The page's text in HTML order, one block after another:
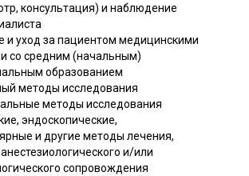
консультация) и наблюдение
и уход за пациентом медицинскими
со средним (начальным)
образованием
методы исследования
методы исследования
эндоскопические,
и другие методы лечения,
и/или
сопровождения